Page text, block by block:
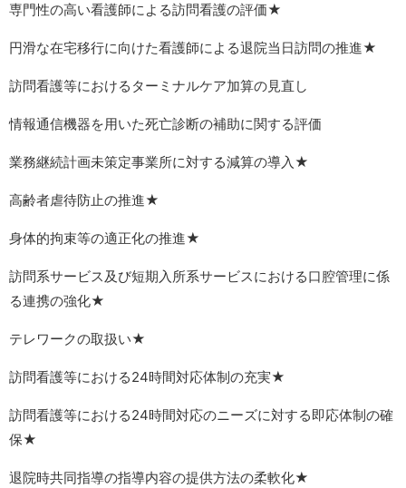
専門性の高い看護師による訪問看護の評価★
円滑な在宅移行に向けた看護師による退院当日訪問の推進★
訪問看護等におけるターミナルケア加算の見直し
情報通信機器を用いた死亡診断の補助に関する評価
業務継続計画未策定事業所に対する減算の導入★
高齢者虐待防止の推進★
身体的拘束等の適正化の推進★
訪問系サービス及び短期入所系サービスにおける口腔管理に係
る連携の強化★
テレワークの取扱い★
訪問看護等における24時間対応体制の充実★
訪問看護等における24時間対応のニーズに対する即応体制の確
保★
退院時共同指導の指導内容の提供方法の柔軟化★